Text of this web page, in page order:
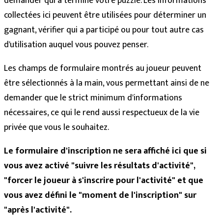
collectées ici peuvent être utilisées pour déterminer un
gagnant, vérifier qui a participé ou pour tout autre cas
d'utilisation auquel vous pouvez penser.
Les champs de formulaire montrés au joueur peuvent
être sélectionnés à la main, vous permettant ainsi de ne
demander que le strict minimum d'informations
nécessaires, ce qui le rend aussi respectueux de la vie
privée que vous le souhaitez.
Le formulaire d'inscription ne sera affiché ici que si
vous avez activé "suivre les résultats d'activité",
"forcer le joueur à s'inscrire pour l'activité" et que
vous avez défini le "moment de l'inscription" sur
"après l'activité".